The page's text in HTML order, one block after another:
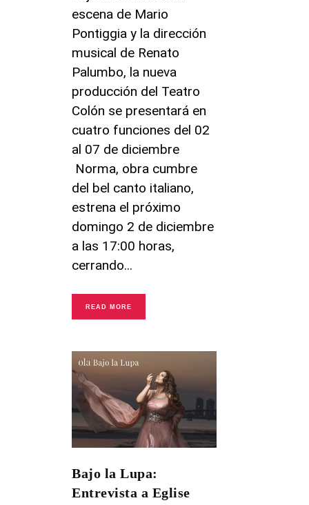
escena de Mario
Pontiggia y la dirección
musical de Renato
Palumbo, la nueva
producción del Teatro
Colón se presentará en
cuatro funciones del 02
al 07 de diciembre
Norma, obra cumbre
del bel canto italiano,
estrena el próximo
domingo 2 de diciembre
a las 17:00 horas,
cerrando
READ MORE
Bajo la Lupa:
Entrevista a Eglise